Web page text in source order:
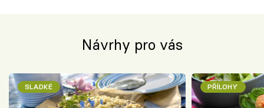
Návrhy pro vás
SLADKÉ PŘÍLOHY